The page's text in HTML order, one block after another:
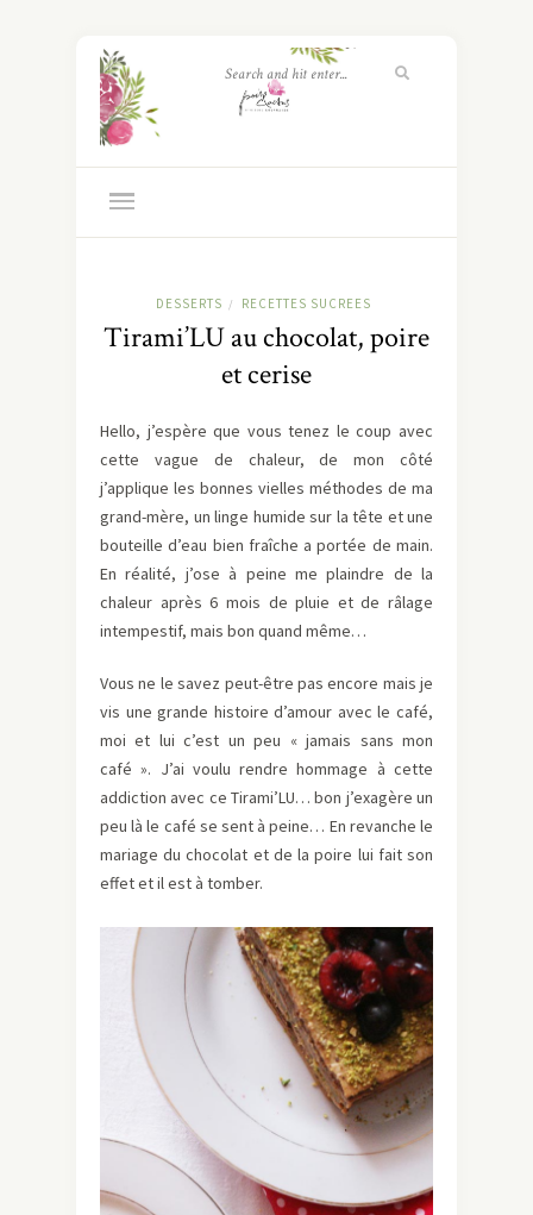
DESSERTS / RECETTES SUCREES
Tirami’LU au chocolat, poire
et cerise
Hello, j’espère que vous tenez le coup avec
cette vague de chaleur, de mon côté
j’applique les bonnes vielles méthodes de ma
grand-mère, un linge humide sur la tête et une
bouteille d’eau bien fraîche a portée de main.
En réalité, j’ose à peine me plaindre de la
chaleur après 6 mois de pluie et de râlage
intempestif, mais bon quand même…
Vous ne le savez peut-être pas encore mais je
vis une grande histoire d’amour avec le café,
moi et lui c’est un peu « jamais sans mon
café ». J’ai voulu rendre hommage à cette
addiction avec ce Tirami’LU… bon j’exagère un
peu là le café se sent à peine… En revanche le
mariage du chocolat et de la poire lui fait son
effet et il est à tomber.